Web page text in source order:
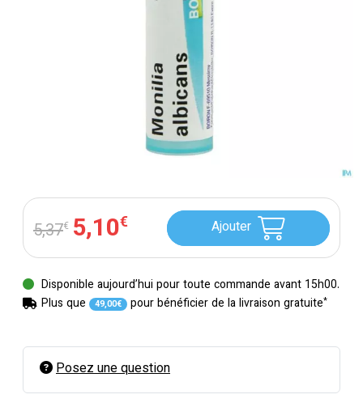
5,37€ 5,10€ Ajouter
Disponible aujourd’hui pour toute commande avant 15h00.
Plus que
49,00€ pour bénéficier de la livraison gratuite*
Posez une question